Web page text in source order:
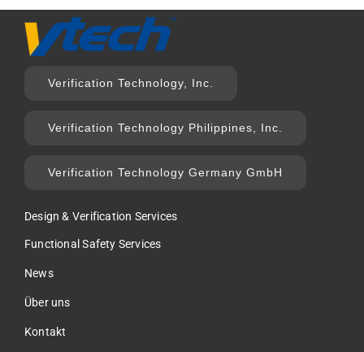
Verification Technology, Inc.
Verification Technology Philippines, Inc.
Verification Technology Germany GmbH
Design & Verification Services
Functional Safety Services
News
Über uns
Kontakt